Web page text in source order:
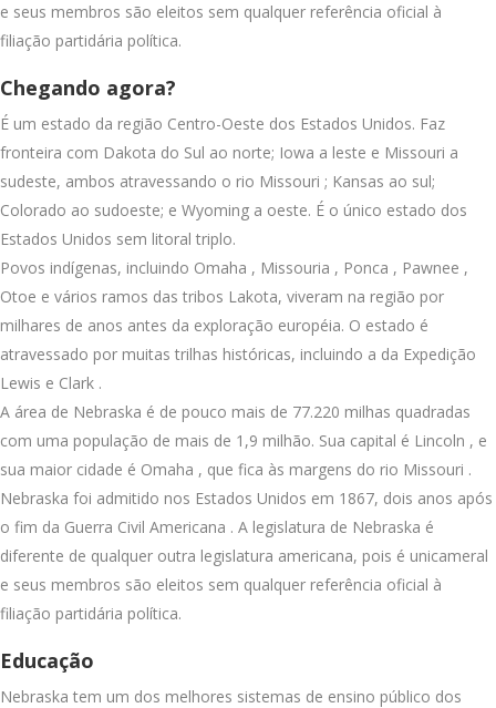
e seus membros são eleitos sem qualquer referência oficial à
filiação partidária política.
Chegando agora?
É um estado da região Centro-Oeste dos Estados Unidos. Faz
fronteira com Dakota do Sul ao norte; Iowa a leste e Missouri a
sudeste, ambos atravessando o rio Missouri ; Kansas ao sul;
Colorado ao sudoeste; e Wyoming a oeste. É o único estado dos
Estados Unidos sem litoral triplo.
Povos indígenas, incluindo Omaha , Missouria , Ponca , Pawnee ,
Otoe e vários ramos das tribos Lakota, viveram na região por
milhares de anos antes da exploração européia. O estado é
atravessado por muitas trilhas históricas, incluindo a da Expedição
Lewis e Clark .
A área de Nebraska é de pouco mais de 77.220 milhas quadradas
com uma população de mais de 1,9 milhão. Sua capital é Lincoln , e
sua maior cidade é Omaha , que fica às margens do rio Missouri .
Nebraska foi admitido nos Estados Unidos em 1867, dois anos após
o fim da Guerra Civil Americana . A legislatura de Nebraska é
diferente de qualquer outra legislatura americana, pois é unicameral
e seus membros são eleitos sem qualquer referência oficial à
filiação partidária política.
Educação
Nebraska tem um dos melhores sistemas de ensino público dos